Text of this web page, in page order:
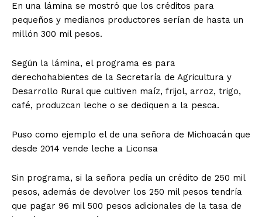
En una lámina se mostró que los créditos para
pequeños y medianos productores serían de hasta un
millón 300 mil pesos.
Según la lámina, el programa es para
derechohabientes de la Secretaría de Agricultura y
Desarrollo Rural que cultiven maíz, frijol, arroz, trigo,
café, produzcan leche o se dediquen a la pesca.
Puso como ejemplo el de una señora de Michoacán que
desde 2014 vende leche a Liconsa
Sin programa, si la señora pedía un crédito de 250 mil
pesos, además de devolver los 250 mil pesos tendría
que pagar 96 mil 500 pesos adicionales de la tasa de